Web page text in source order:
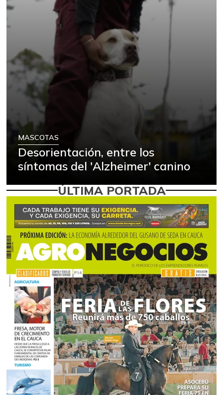
MASCOTAS
Desorientación, entre los
síntomas del 'Alzheimer' canino
ÚLTIMA PORTADA